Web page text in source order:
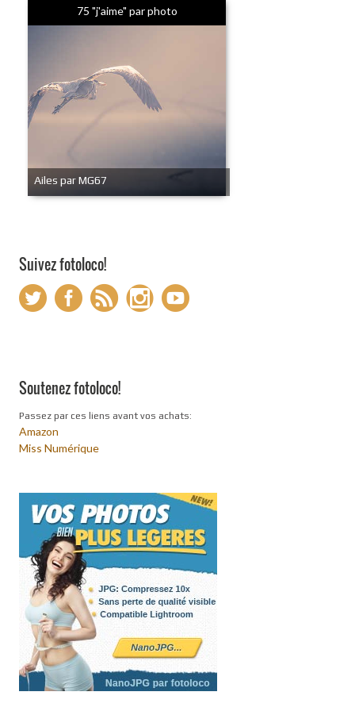
75 "j'aime" par photo
Ailes par MG67
Suivez fotoloco!
Soutenez fotoloco!
Passez par ces liens avant vos achats:
Amazon
Miss Numérique